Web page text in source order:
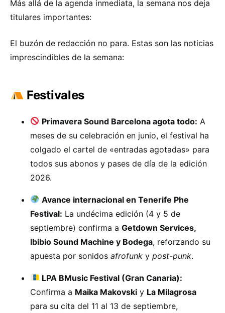
Más allá de la agenda inmediata, la semana nos deja
titulares importantes:
El buzón de redacción no para. Estas son las noticias
imprescindibles de la semana:
Festivales
Primavera Sound Barcelona agota todo: A
meses de su celebración en junio, el festival ha
colgado el cartel de «entradas agotadas» para
todos sus abonos y pases de día de la edición
2026.
Avance internacional en Tenerife Phe
Festival: La undécima edición (4 y 5 de
septiembre) confirma a Getdown Services,
Ibibio Sound Machine y Bodega, reforzando su
apuesta por sonidos afrofunk y post-punk.
LPA BMusic Festival (Gran Canaria):
Confirma a Maika Makovski y La Milagrosa
para su cita del 11 al 13 de septiembre,